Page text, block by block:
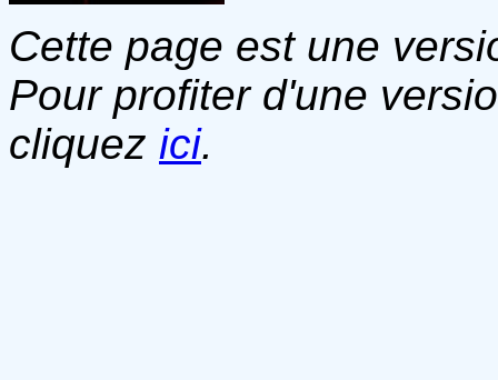
Cette page est une
Pour profiter d'une
cliquez ici.